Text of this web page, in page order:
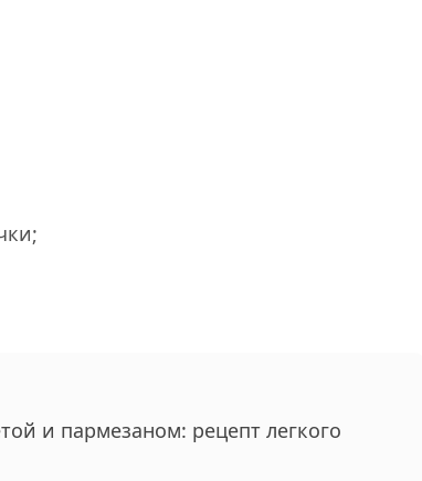
и пармезаном: рецепт легкого